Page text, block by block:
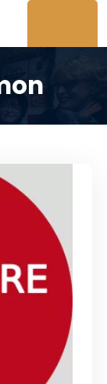
Acheter en ligne